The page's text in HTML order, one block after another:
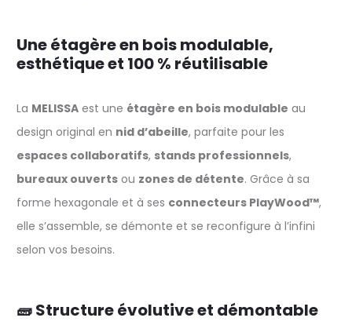
Une étagère en bois modulable,
esthétique et 100 % réutilisable
La MELISSA est une étagère en bois modulable au
design original en nid d’abeille, parfaite pour les
espaces collaboratifs, stands professionnels,
bureaux ouverts ou zones de détente. Grâce à sa
forme hexagonale et à ses connecteurs PlayWood™,
elle s’assemble, se démonte et se reconfigure à l’infini
selon vos besoins.
🧱 Structure évolutive et démontable